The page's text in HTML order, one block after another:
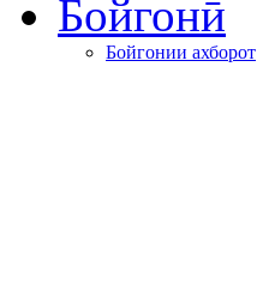
Бойгонӣ
Бойгонии ахборот